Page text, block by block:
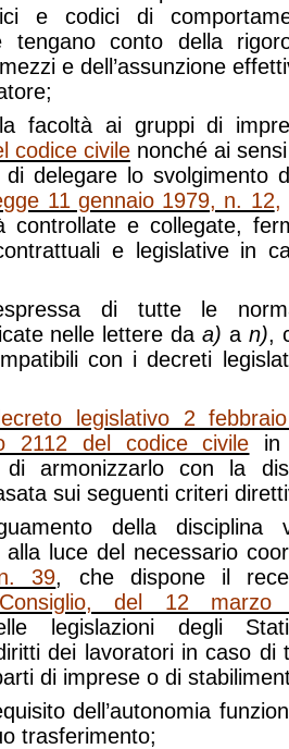
e codici di
tengano conto della
e dell’assunzione
facoltà ai gruppi di
codice civilenonché ai
di delegare lo svolgimento
11 gennaio 1979, n. 12,
controllate e collegate,
e legislative in
di tutte le
nelle lettere daa) a n),
con i decreti
legislativo 2
2112 del codice civile in
di armonizzarlo con la
sui seguenti criteri
della disciplina
alla luce del necessario
39, che dispone il
del 12 marzo
legislazioni degli
dei lavoratori in caso di
di imprese o di
dell’autonomia
trasferimento;